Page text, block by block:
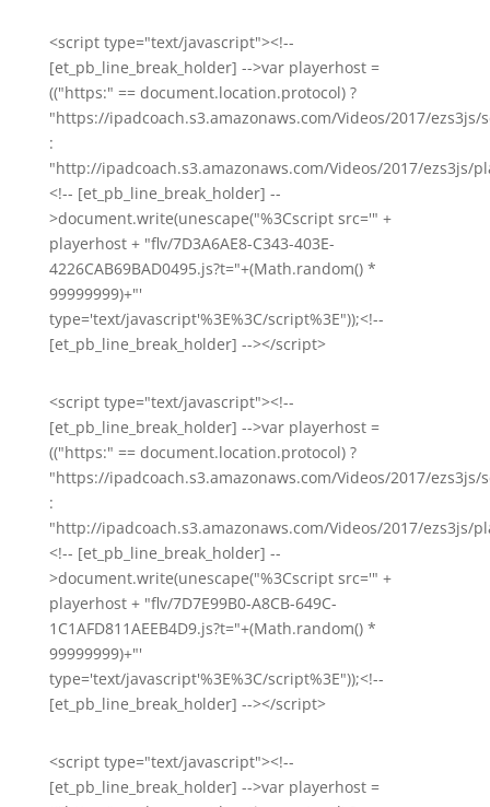
<script type="text/javascript"><!--
[et_pb_line_break_holder] -->var playerhost =
(("https:" == document.location.protocol) ?
"https://ipadcoach.s3.amazonaws.com/Videos/2017/ezs3js/
:
"http://ipadcoach.s3.amazonaws.com/Videos/2017/ezs3js/
<!-- [et_pb_line_break_holder] --
>document.write(unescape("%3Cscript src='" +
playerhost + "flv/7D3A6AE8-C343-403E-
4226CAB69BAD0495.js?t="+(Math.random() *
99999999)+"'
type='text/javascript'%3E%3C/script%3E"));<!--
[et_pb_line_break_holder] --></script>
<script type="text/javascript"><!--
[et_pb_line_break_holder] -->var playerhost =
(("https:" == document.location.protocol) ?
"https://ipadcoach.s3.amazonaws.com/Videos/2017/ezs3js/
:
"http://ipadcoach.s3.amazonaws.com/Videos/2017/ezs3js/
<!-- [et_pb_line_break_holder] --
>document.write(unescape("%3Cscript src='" +
playerhost + "flv/7D7E99B0-A8CB-649C-
1C1AFD811AEEB4D9.js?t="+(Math.random() *
99999999)+"'
type='text/javascript'%3E%3C/script%3E"));<!--
[et_pb_line_break_holder] --></script>
<script type="text/javascript"><!--
[et_pb_line_break_holder] -->var playerhost =